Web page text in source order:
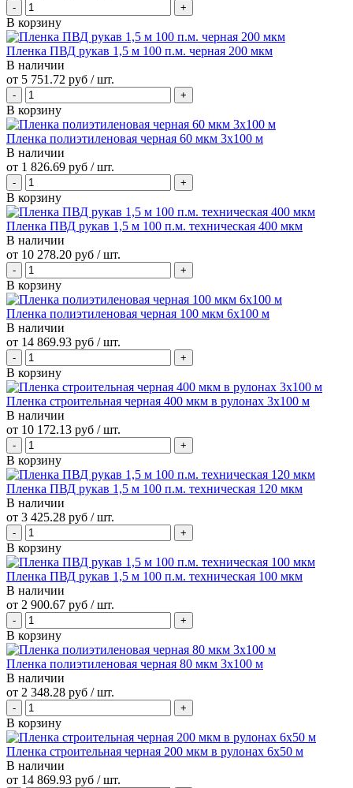
В корзину
Пленка ПВД рукав 1,5 м 100 п.м. черная 200 мкм
В наличии
от 5 751.72 руб / шт.
В корзину
Пленка полиэтиленовая черная 60 мкм 3х100 м
В наличии
от 1 826.69 руб / шт.
В корзину
Пленка ПВД рукав 1,5 м 100 п.м. техническая 400 мкм
В наличии
от 10 278.20 руб / шт.
В корзину
Пленка полиэтиленовая черная 100 мкм 6х100 м
В наличии
от 14 869.93 руб / шт.
В корзину
Пленка строительная черная 400 мкм в рулонах 3х100 м
В наличии
от 10 172.13 руб / шт.
В корзину
Пленка ПВД рукав 1,5 м 100 п.м. техническая 120 мкм
В наличии
от 3 425.28 руб / шт.
В корзину
Пленка ПВД рукав 1,5 м 100 п.м. техническая 100 мкм
В наличии
от 2 900.67 руб / шт.
В корзину
Пленка полиэтиленовая черная 80 мкм 3х100 м
В наличии
от 2 348.28 руб / шт.
В корзину
Пленка строительная черная 200 мкм в рулонах 6х50 м
В наличии
от 14 869.93 руб / шт.